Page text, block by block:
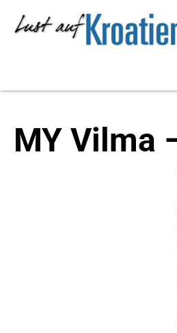
MY Vilma